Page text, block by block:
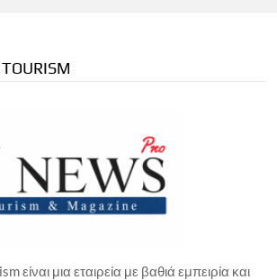
είναι μια εταιρεία με βαθιά εμπειρία και